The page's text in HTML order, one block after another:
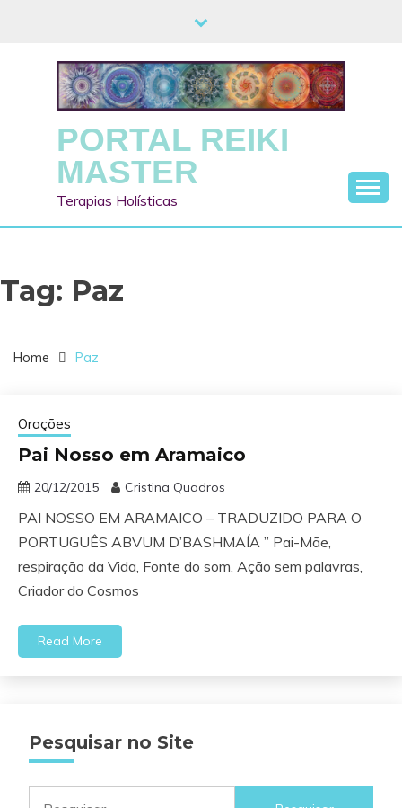
PORTAL REIKI
MASTER
Terapias Holísticas
Tag: Paz
Home Paz
Orações
Pai Nosso em Aramaico
20/12/2015 Cristina Quadros
PAI NOSSO EM ARAMAICO – TRADUZIDO PARA O
PORTUGUÊS ABVUM D’BASHMAÍA ” Pai-Mãe,
respiração da Vida, Fonte do som, Ação sem palavras,
Criador do Cosmos
Read More
Pesquisar no Site